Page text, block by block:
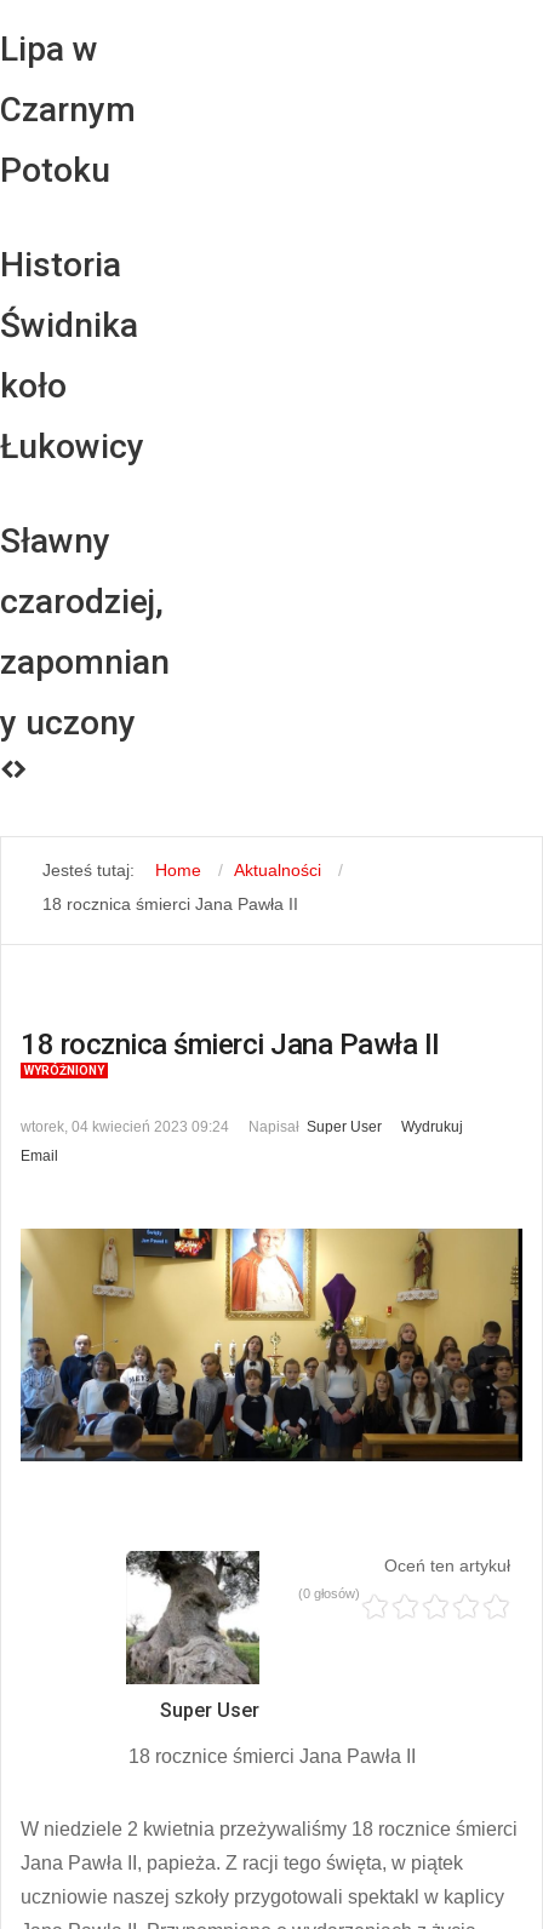
Lipa w
Czarnym
Potoku
Historia
Świdnika
koło
Łukowicy
Sławny
czarodziej,
zapomnian
y uczony
Jesteś tutaj: Home
Aktualności
18 rocznica śmierci Jana Pawła II
18 rocznica śmierci Jana Pawła II
WYRÓŻNIONY
wtorek, 04 kwiecień 2023 09:24 Napisał Super User
Wydrukuj
Email
Super User
Oceń ten artykuł
(0 głosów)
18 rocznice śmierci Jana Pawła II
W niedziele 2 kwietnia przeżywaliśmy 18 rocznice śmierci
Jana Pawła II, papieża. Z racji tego święta, w piątek
uczniowie naszej szkoły przygotowali spektakl w kaplicy